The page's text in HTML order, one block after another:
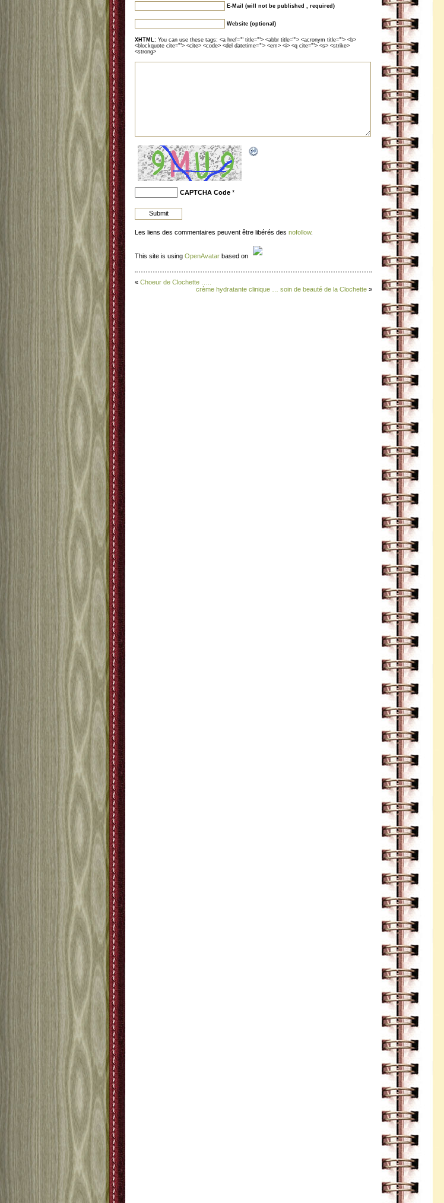
E-Mail (will not be published , required)
Website (optional)
XHTML: You can use these tags: <a href="" title=""> <abbr title=""> <acronym title=""> <b>
<blockquote cite=""> <cite> <code> <del datetime=""> <em> <i> <q cite=""> <s> <strike>
<strong>
CAPTCHA Code *
Les liens des commentaires peuvent être libérés des nofollow.
This site is using OpenAvatar based on
« Choeur de Clochette …..
crème hydratante clinique … soin de beauté de la Clochette »